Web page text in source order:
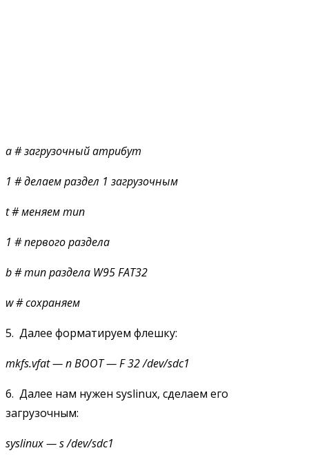
a# загрузочный атрибут
1 # делаем раздел 1 загрузочным
t# меняем тип
1 # первого раздела
b# тип раздела W95 FAT32
w# сохраняем
5. Далее форматируем флешку:
mkfs.vfat— n BOOT — F 32 /dev/sdc1
6. Далее нам нужен syslinux, сделаем его
загрузочным:
syslinux— s /dev/sdc1